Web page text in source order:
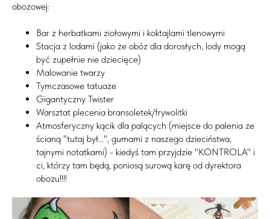
obozowej:
Bar z herbatkami ziołowymi i koktajlami tlenowymi
Stacja z lodami (jako że obóz dla dorosłych, lody mogą
być zupełnie nie dziecięce)
Malowanie twarzy
Tymczasowe tatuaże
Gigantyczny Twister
Warsztat plecenia bransoletek/frywolitki
Atmosferyczny kącik dla palących (miejsce do palenia ze
ścianą "tutaj był...", gumami z naszego dzieciństwa,
tajnymi notatkami) - kiedyś tam przyjdzie "KONTROLA" i
ci, którzy tam będą, poniosą surową karę od dyrektora
obozu!!!!